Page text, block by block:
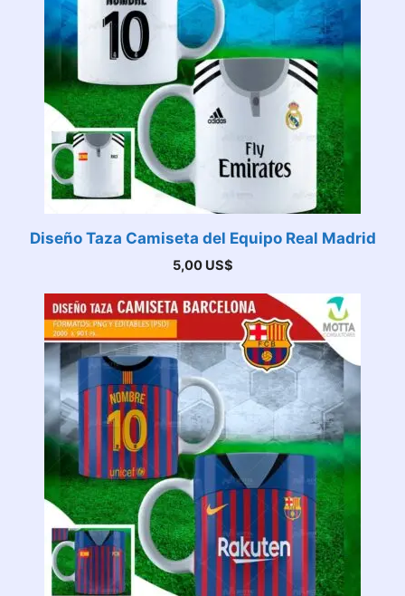
Diseño Taza Camiseta del Equipo Real Madrid
5,00 US$